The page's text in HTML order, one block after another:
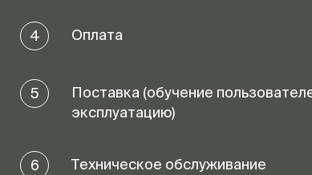
4 Оплата
5
Поставка (обучение
эксплуатацию)
6 Техническое обслуживание